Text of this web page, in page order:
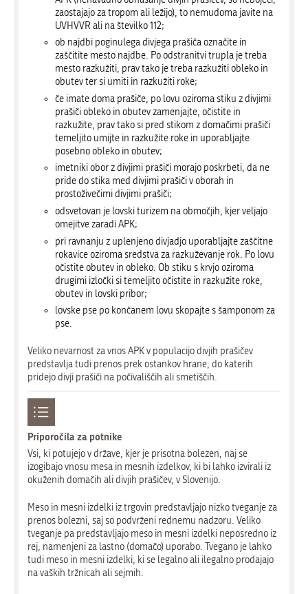
zaostajajo za tropom ali ležijo), to nemudoma javite na
UVHVVR ali na številko 112;
ob najdbi poginulega divjega prašiča označite in
zaščitite mesto najdbe. Po odstranitvi trupla je treba
mesto razkužiti, prav tako je treba razkužiti obleko in
obutev ter si umiti in razkužiti roke;
če imate doma prašiče, po lovu oziroma stiku z divjimi
prašiči obleko in obutev zamenjajte, očistite in
razkužite, prav tako si pred stikom z domačimi prašiči
temeljito umijte in razkužite roke in uporabljajte
posebno obleko in obutev;
imetniki obor z divjimi prašiči morajo poskrbeti, da ne
pride do stika med divjimi prašiči v oborah in
prostoživečimi divjimi prašiči;
odsvetovan je lovski turizem na območjih, kjer veljajo
omejitve zaradi APK;
pri ravnanju z uplenjeno divjadjo uporabljajte zaščitne
rokavice oziroma sredstva za razkuževanje rok. Po lovu
očistite obutev in obleko. Ob stiku s krvjo oziroma
drugimi izločki si temeljito očistite in razkužite roke,
obutev in lovski pribor;
lovske pse po končanem lovu skopajte s šamponom za
pse.
Veliko nevarnost za vnos APK v populacijo divjih prašičev
predstavlja tudi prenos prek ostankov hrane, do katerih
pridejo divji prašiči na počivališčih ali smetiščih.
Priporočila za potnike
Vsi, ki potujejo v države, kjer je prisotna bolezen, naj se
izogibajo vnosu mesa in mesnih izdelkov, ki bi lahko izvirali iz
okuženih domačih ali divjih prašičev, v Slovenijo.
Meso in mesni izdelki iz trgovin predstavljajo nizko tveganje za
prenos bolezni, saj so podvrženi rednemu nadzoru. Veliko
tveganje pa predstavljajo meso in mesni izdelki neposredno iz
rej, namenjeni za lastno (domačo) uporabo. Tvegano je lahko
tudi meso in mesni izdelki, ki se legalno ali ilegalno prodajajo
na vaških tržnicah ali sejmih.